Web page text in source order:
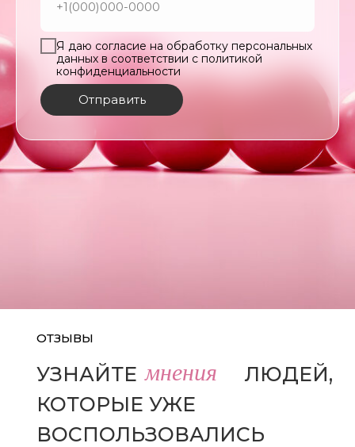
Я даю согласие на обработку персональных
данных в соответствии с политикой
конфиденциальности
Отправить
ОТЗЫВЫ
УЗНАЙТЕ МНЕНИЯ
ЛЮДЕЙ,
КОТОРЫЕ УЖЕ
ВОСПОЛЬЗОВАЛИСЬ
мнения